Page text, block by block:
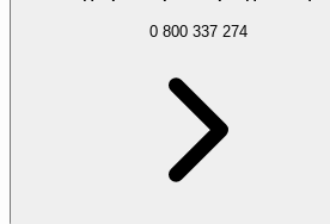
0 800 337 274